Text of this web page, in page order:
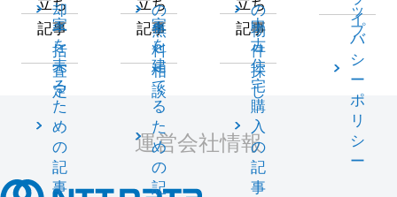
却
一
括
査
定
立ち
記事
家
を
売
る
た
め
の
記
事
の
無
料
相
談
立ち
記事
家
を
建
て
る
た
め
の
記
の
物
件
探
し
立ち
記事
中
古
住
宅
購
入
の
記
事
ッ
プ
イ
バ
シ
ー
ポ
リ
シ
ー
運営会社情報